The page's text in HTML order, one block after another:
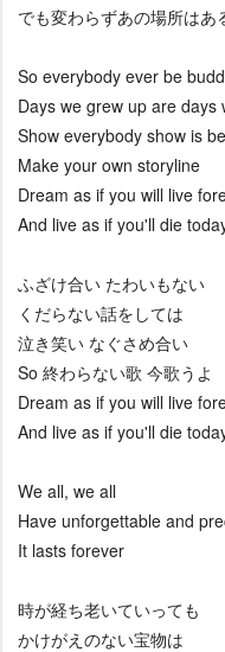
でも変わらずあの場所はあ
So everybody ever be
Days we grew up are days
Show everybody show is
Make your own storyline
Dream as if you will live
And live as if you'll die
ふざけ合い たわいもない
くだらない話をしては
泣き笑い なぐさめ合い
So 終わらない歌 今歌うよ
Dream as if you will live
And live as if you'll die
We all, we all
Have unforgettable and
It lasts forever
時が経ち老いていっても
かけがえのない宝物は